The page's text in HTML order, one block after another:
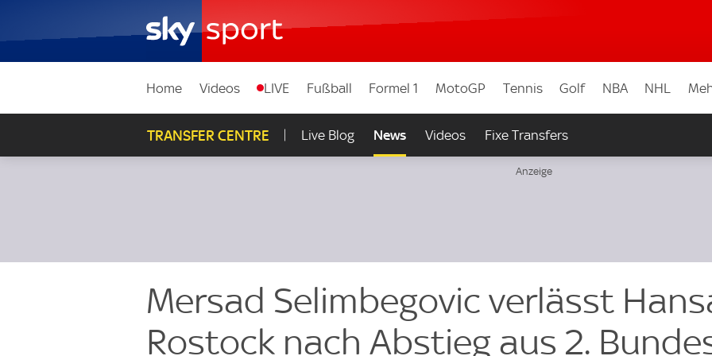
Home Videos LIVE Fußball Formel 1 MotoGP Tennis Golf NBA NHL
TRANSFER CENTRE Live Blog News Videos Fixe Transfers
Mersad Selimbegovic verlässt
Rostock nach Abstieg aus 2.